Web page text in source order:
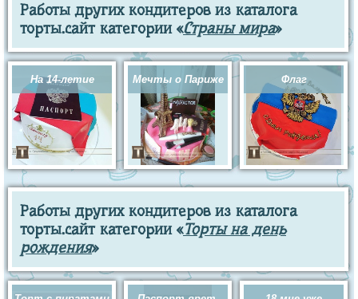
Работы других кондитеров из каталога
торты.сайт категории «Страны мира»
На 14-летие Мечты о Париже Флаг
Работы других кондитеров из каталога
торты.сайт категории «Торты на день
рождения»